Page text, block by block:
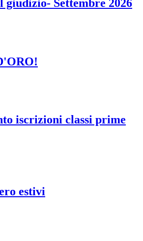
giudizio- Settembre 2026
iscrizioni classi prime
estivi